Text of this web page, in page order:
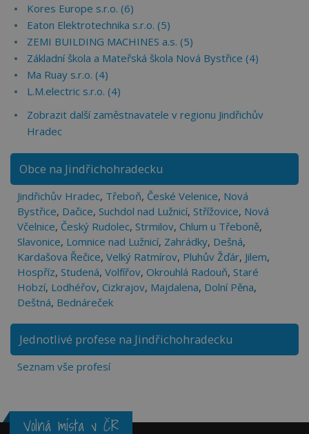
Kores Europe s.r.o. (6)
Eaton Elektrotechnika s.r.o. (5)
ZEMI BUILDING MACHINES a.s. (5)
Základní škola a Mateřská škola Nová Bystřice (4)
Ma Ruay s.r.o. (4)
L.M.electric s.r.o. (4)
Zobrazit další zaměstnavatele v regionu Jindřichův
Hradec
Obce na Jindřichohradecku
Jindřichův Hradec, Třeboň, České Velenice, Nová
Bystřice, Dačice, Suchdol nad Lužnicí, Střížovice, Nová
Včelnice, Český Rudolec, Strmilov, Chlum u Třeboně,
Slavonice, Lomnice nad Lužnicí, Zahrádky, Dešná,
Kardašova Řečice, Velký Ratmírov, Pluhův Žďár, Jilem,
Hospříz, Studená, Volfířov, Okrouhlá Radouň, Staré
Hobzí, Lodhéřov, Cizkrajov, Majdalena, Dolní Pěna,
Deštná, Bednáreček
Jednotlivé profese na Jindřichohradecku
Seznam vše profesí
Volná místa v ČR